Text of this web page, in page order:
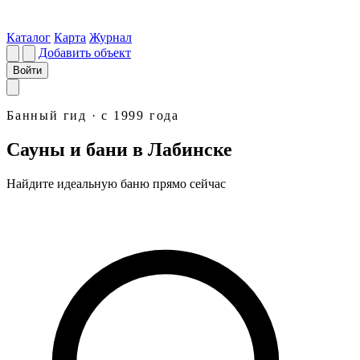
Каталог Карта Журнал
Добавить объект
Войти
Банный гид · с 1999 года
Сауны и бани в Лабинске
Найдите идеальную баню прямо сейчас